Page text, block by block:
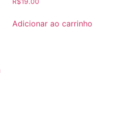
Adicionar ao carrinho